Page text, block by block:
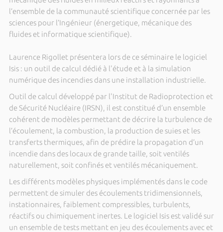
l’ensemble de la communauté scientifique concernée par les
sciences pour l’Ingénieur (énergetique, mécanique des
fluides et informatique scientifique).
Laurence Rigollet présentera lors de ce séminaire le logiciel
Isis : un outil de calcul dédié à l'étude et à la simulation
numérique des incendies dans une installation industrielle.
Outil de calcul développé par l'Institut de Radioprotection et
de Sécurité Nucléaire (IRSN), il est constitué d’un ensemble
cohérent de modèles permettant de décrire la turbulence de
l’écoulement, la combustion, la production de suies et les
transferts thermiques, afin de prédire la propagation d’un
incendie dans des locaux de grande taille, soit ventilés
naturellement, soit confinés et ventilés mécaniquement.
Les différents modèles physiques implémentés dans le code
permettent de simuler des écoulements tridimensionnels,
instationnaires, faiblement compressibles, turbulents,
réactifs ou chimiquement inertes. Le logiciel Isis est validé sur
un ensemble de tests mettant en jeu des écoulements avec et